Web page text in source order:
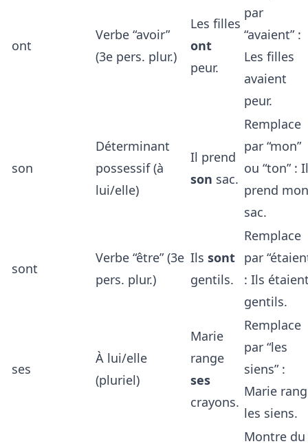
ont
Verbe “avoir”
(3e pers. plur.)
Les filles
ont
peur.
par
“avaient” :
Les filles
avaient
peur.
son
Déterminant
possessif (à
lui/elle)
Il prend
son sac.
Remplace
par “mon”
ou “ton” : Il
prend mon
sac.
sont
Verbe “être” (3e
pers. plur.)
Ils sont
gentils.
Remplace
par
: Ils
gentils.
ses
À lui/elle
(pluriel)
Marie
range
ses
crayons.
Remplace
par “les
siens” :
Marie
les siens.
Montre du